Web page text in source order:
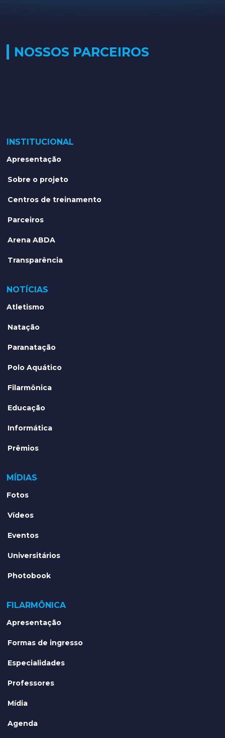
NOSSOS PARCEIROS
INSTITUCIONAL
Apresentação
Sobre o projeto
Centros de treinamento
Parceiros
Arena ABDA
Transparência
NOTÍCIAS
Atletismo
Natação
Paranatação
Polo Aquático
Filarmônica
Educação
Informática
Prêmios
MÍDIAS
Fotos
Vídeos
Eventos
Universitários
Photobook
FILARMÔNICA
Apresentação
Formas de ingresso
Especialidades
Professores
Mídia
Agenda